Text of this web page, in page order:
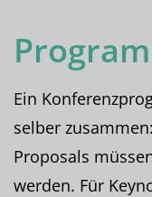
Ein
selber
Proposals
werden. Für